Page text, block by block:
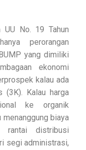
UU No. 19 Tahun
perorangan
yang dimiliki
ekonomi
kalau ada
(3K). Kalau harga
ke organik
biaya
rantai distribusi
segi administrasi,